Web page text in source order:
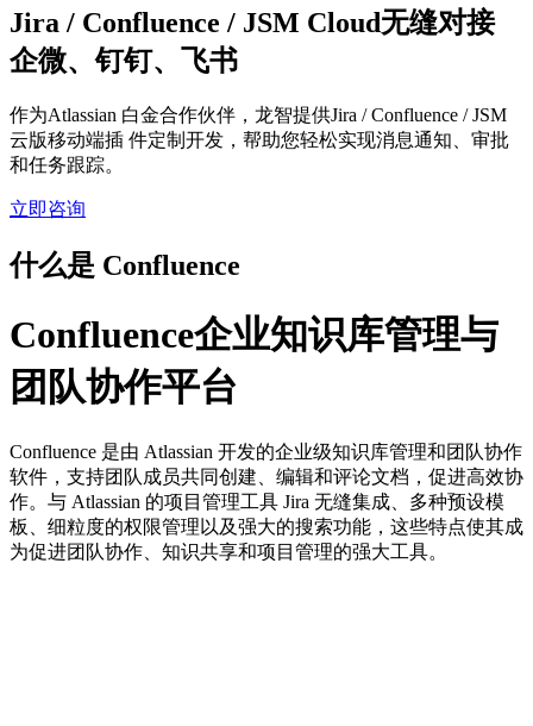
Jira / Confluence / JSM Cloud无缝对接
企微、钉钉、飞书
作为Atlassian 白金合作伙伴，龙智提供Jira / Confluence / JSM
云版移动端插 件定制开发，帮助您轻松实现消息通知、审批
和任务跟踪。
立即咨询
什么是 Confluence
Confluence企业知识库管理与
团队协作平台
Confluence 是由 Atlassian 开发的企业级知识库管理和团队协作
软件，支持团队成员共同创建、编辑和评论文档，促进高效协
作。与 Atlassian 的项目管理工具 Jira 无缝集成、多种预设模
板、细粒度的权限管理以及强大的搜索功能，​这些特点使其成
为促进团队协作、知识共享和项目管理的强大工具。